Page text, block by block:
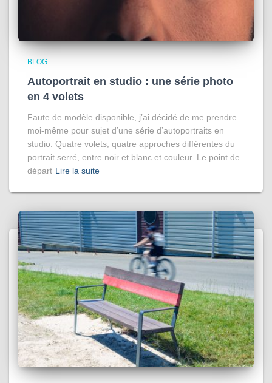
BLOG
Autoportrait en studio : une série photo
en 4 volets
Faute de modèle disponible, j’ai décidé de me prendre
moi-même pour sujet d’une série d’autoportraits en
studio. Quatre volets, quatre approches différentes du
portrait serré, entre noir et blanc et couleur. Le point de
départ Lire la suite